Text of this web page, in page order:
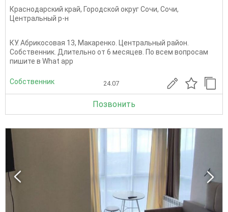
Краснодарский край, Городской округ Сочи, Сочи,
Центральный р-н
КУ. Абрикосовая 13, Макаренко. Центральный район.
Собственник. Длительно от 6 месяцев. По всем вопросам
пишите в What app
Собственник 24.07
Позвонить